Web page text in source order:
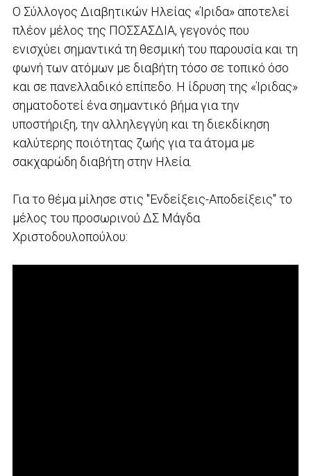
Ο Σύλλογος Διαβητικών Ηλείας «Ίριδα» αποτελεί
πλέον μέλος της ΠΟΣΣΑΣΔΙΑ, γεγονός που
ενισχύει σημαντικά τη θεσμική του παρουσία και τη
φωνή των ατόμων με διαβήτη τόσο σε τοπικό όσο
και σε πανελλαδικό επίπεδο. Η ίδρυση της «Ίριδας»
σηματοδοτεί ένα σημαντικό βήμα για την
υποστήριξη, την αλληλεγγύη και τη διεκδίκηση
καλύτερης ποιότητας ζωής για τα άτομα με
σακχαρώδη διαβήτη στην Ηλεία.
Για το θέμα μίλησε στις "Ενδείξεις-Αποδείξεις" το
μέλος του προσωρινού ΔΣ Μάγδα
Χριστοδουλοπούλου: